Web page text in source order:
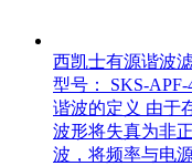
西凯士有源谐波
型号： SKS-APF-
谐波的定义 由于
波形将失真为非
波，将频率与电